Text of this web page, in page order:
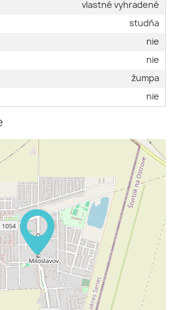
vlastné vyhradené
studňa
nie
nie
žumpa
nie